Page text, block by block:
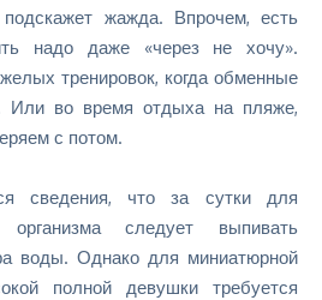
подскажет жажда. Впрочем, есть
надо даже «через не хочу».
тренировок, когда обменные
Или во время отдыха на пляже,
с потом.
сведения, что за сутки для
следует выпивать
воды. Однако для миниатюрной
полной девушки требуется